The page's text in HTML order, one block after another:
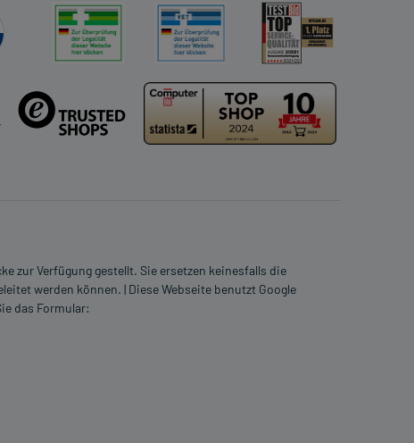
zur Verfügung gestellt. Sie ersetzen keinesfalls die
werden können. | Diese Webseite benutzt Google
das Formular: